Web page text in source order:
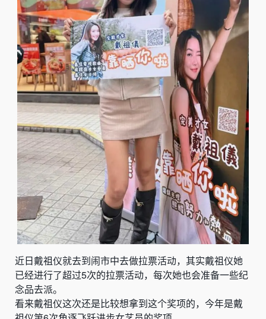
近日戴祖仪就去到闹市中去做拉票活动，其实戴祖仪她
已经进行了超过5次的拉票活动，每次她也会准备一些纪
念品去派。
看来戴祖仪这次还是比较想拿到这个奖项的，今年是戴